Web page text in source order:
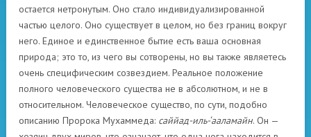
остается нетронутым. Оно стало индивидуализированной
частью целого. Оно существует в целом, но без границ вокруг
него. Единое и единственное бытие есть ваша основная
природа; это то, из чего вы сотворены, но вы также являетесь
очень специфическим созвездием. Реальное положение
полного человеческого существа не в абсолютном, и не в
относительном. Человеческое существо, по сути, подобно
описанию Пророка Мухаммеда: саййад-иль-‘ааламайн. Он —